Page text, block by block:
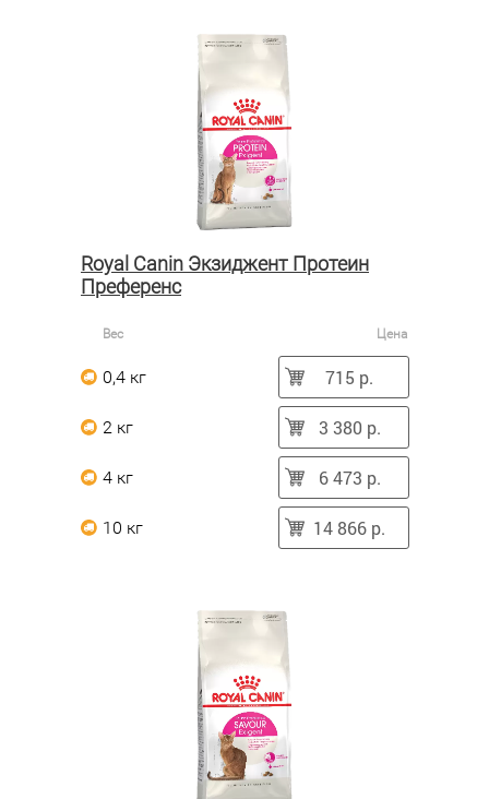
Royal Canin Экзиджент Протеин
Преференс
Вес Цена
0,4 кг 715 р.
2 кг 3 380 р.
4 кг 6 473 р.
10 кг 14 866 р.